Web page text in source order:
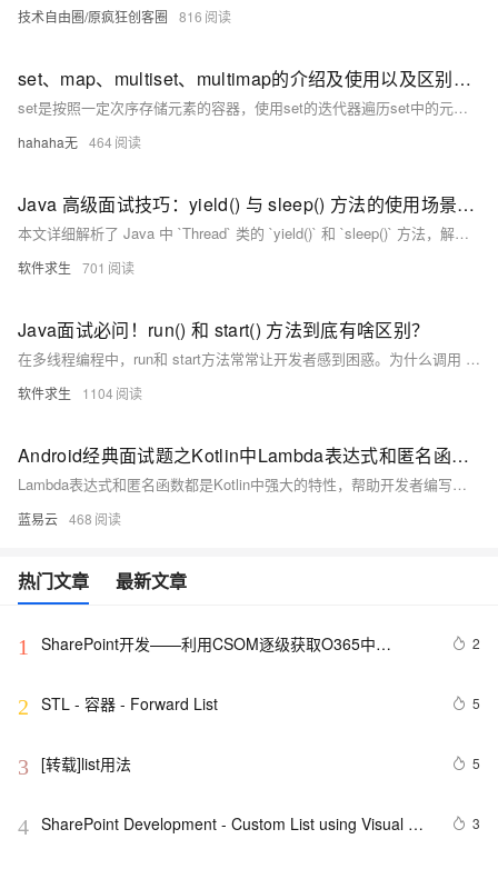
技术自由圈/原疯狂创客圈 816
set、map、multiset、multimap的介绍及使用以及区别，注意事项
set是按照一定次序存储元素的容器，使用set的迭代器遍历set中的元素，可以得到有序序列。set当中存储元素的value都是唯一的，不可以重复，因此可以使用set进行去重。set默认是升序的，但是其内部默认不是按照大于比较，而是按照小于比较。set中的元素不能被修改，因为set在底层是用二叉搜索树来实现的，若是对二叉搜索树当中某个结点的值进行了修改，那么这棵树将不再是二叉搜索树。
hahaha无 464
Java 高级面试技巧：yield() 与 sleep() 方法的使用场景和区别
本文详细解析了 Java 中 `Thread` 类的 `yield()` 和 `sleep()` 方法，解释了它们的作用、区别及为什么是静态方法。`yield()` 让当前线程释放 CPU 时间片，给其他同等优先级线程运行机会，但不保证暂停；`sleep()` 则让线程进入休眠状态，指定时间后继续执行。两者都是静态方法，因为它们影响线程调度机制而非单一线程行为。这些知识点在面试中常被提及，掌握它们有助于更好地应对多线程编程问题。
软件求生 701
Java面试必问！run() 和 start() 方法到底有啥区别？
在多线程编程中，run和 start方法常常让开发者感到困惑。为什么调用 start 才能启动线程，而直接调用 run只是普通方法调用？这篇文章将通过一个简单的例子，详细解析这两者的区别，帮助你在面试中脱颖而出，理解多线程背后的机制和原理。
软件求生 1104
Android经典面试题之Kotlin中Lambda表达式和匿名函数的区别
Lambda表达式和匿名函数都是Kotlin中强大的特性，帮助开发者编写简洁而高效的代码。理解它们的区别和适用场景，有助于选择最合适的方式来解决问题。希望本文的详细讲解和示例能够帮助你在Kotlin开发中更好地运用这些特性。
蓝易云 468
热门文章 最新文章
1
SharePoint开发——利用CSOM逐级获取O365中
2
2 STL - 容器 - Forward List 5
3 [转载]list用法 5
4 SharePoint Development - Custom List using Visual
3